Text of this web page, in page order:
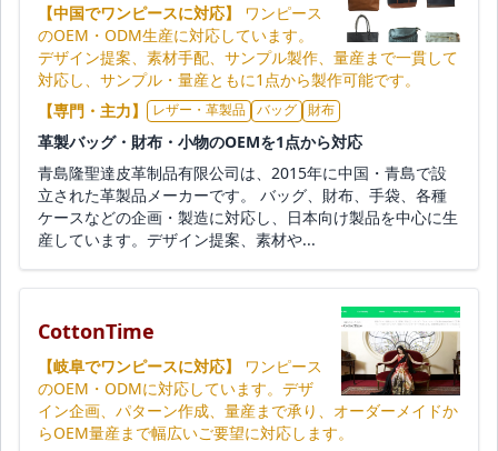
【中国でワンピースに対応】
ワンピース
のOEM・ODM生産に対応しています。
デザイン提案、素材手配、サンプル製作、量産まで一貫して
対応し、サンプル・量産ともに1点から製作可能です。
【専門・主力】
レザー・革製品 バッグ 財布
革製バッグ・財布・小物のOEMを1点から対応
青島隆聖達皮革制品有限公司は、2015年に中国・青島で設
立された革製品メーカーです。 バッグ、財布、手袋、各種
ケースなどの企画・製造に対応し、日本向け製品を中心に生
産しています。デザイン提案、素材や...
CottonTime
【岐阜でワンピースに対応】
ワンピース
のOEM・ODMに対応しています。デザ
イン企画、パターン作成、量産まで承り、オーダーメイドか
らOEM量産まで幅広いご要望に対応します。